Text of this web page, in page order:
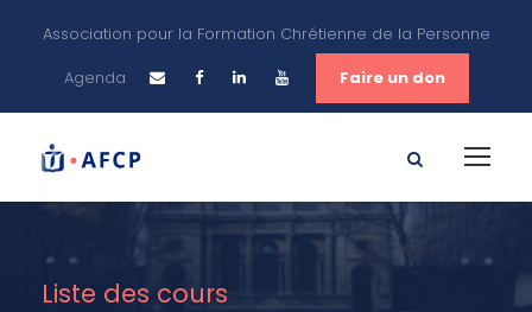
Association pour la Formation Chrétienne de la Personne
Agenda
Faire un don
Liste des cours